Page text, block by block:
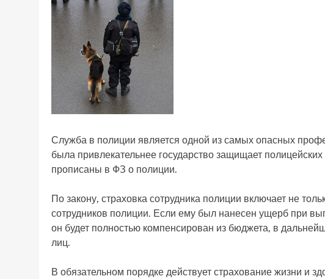
Служба в полиции является одной из самых опасных
была привлекательнее государство защищает
прописаны в ФЗ о полиции.
По закону, страховка сотрудника полиции включает не
сотрудников полиции. Если ему был нанесен ущерб при
он будет полностью компенсирован из бюджета, в
лиц.
В обязательном порядке действует страхование жизни и